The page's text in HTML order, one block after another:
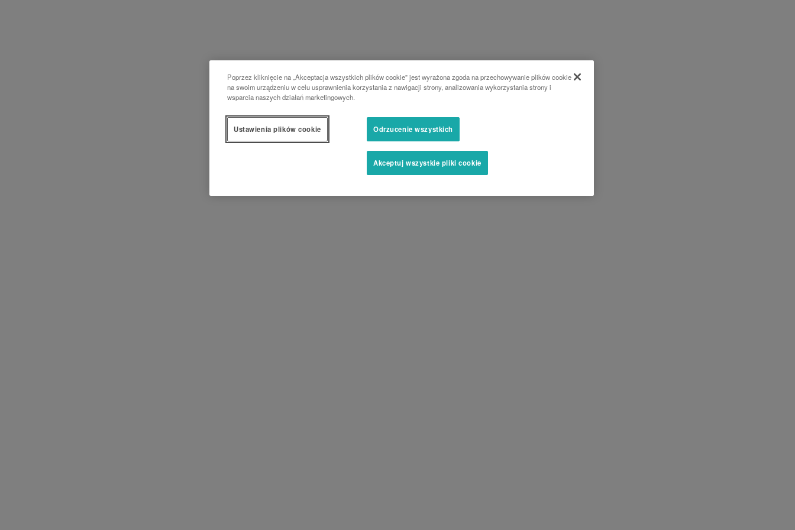
Poprzez kliknięcie na „Akceptacja wszystkich plików cookie” jest wyrażona zgoda na przechowywanie plików cookie
na swoim urządzeniu w celu usprawnienia korzystania z nawigacji strony, analizowania wykorzystania strony i
wsparcia naszych działań marketingowych.
Odrzucenie wszystkich
Akceptuj wszystkie pliki cookie
Ustawienia plików cookie